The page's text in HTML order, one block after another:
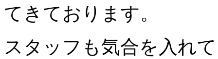
てきております。
スタッフも気合を入れ